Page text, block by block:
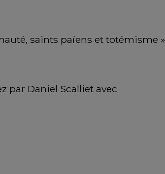
saints païens et totémisme »
par Daniel Scalliet avec